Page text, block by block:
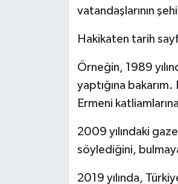
vatandaşlarının
Hakikaten tarih
Örneğin, 1989
yaptığına
Ermeni
2009 yılındaki
söylediğini, bulmaya
2019 yılında,